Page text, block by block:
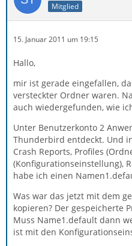
Mitglied
15. Januar 2011 um 19:15
Hallo,
mir ist gerade eingefallen,
versteckter Ordner waren.
auch wiedergefunden, wie
Unter Benutzerkonto 2
Thunderbird entdeckt. Und
Crash Reports, Profiles
(Konfigurationseinstellung),
habe ich einen
Was war das jetzt mit dem
kopieren? Der gespeicherte
Muss Name1.default dann
ist mit den